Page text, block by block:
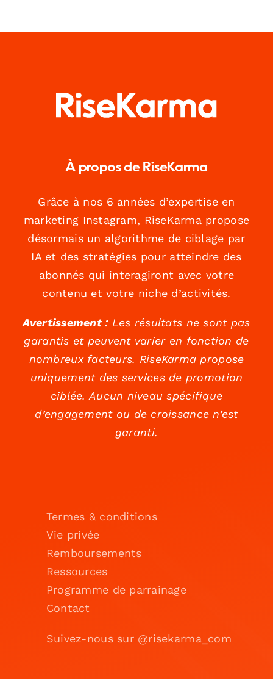
À propos de RiseKarma
Grâce à nos 6 années d’expertise en
marketing Instagram, RiseKarma propose
désormais un algorithme de ciblage par
IA et des stratégies pour atteindre des
abonnés qui interagiront avec votre
contenu et votre niche d’activités.
Avertissement :Les résultats ne sont pas
garantis et peuvent varier en fonction de
nombreux facteurs. RiseKarma propose
uniquement des services de promotion
ciblée. Aucun niveau spécifique
d’engagement ou de croissance n’est
garanti.
Termes & conditions
Vie privée
Remboursements
Ressources
Programme de parrainage
Contact
Suivez-nous sur @risekarma_com